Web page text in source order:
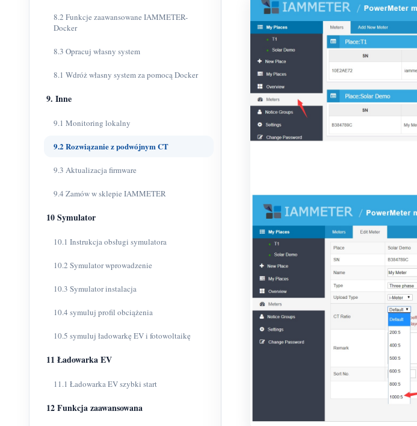
8.2 Funkcje zaawansowane IAMMETER-
Docker
8.3 Opracuj własny system
8.1 Wdróż własny system za pomocą Docker
9. Inne
9.1 Monitoring lokalny
9.2 Rozwiązanie z podwójnym CT
9.3 Aktualizacja firmware
9.4 Zamów w sklepie IAMMETER
10 Symulator
10.1 Instrukcja obsługi symulatora
10.2 Symulator wprowadzenie
10.3 Symulator instalacja
10.4 symuluj profil obciążenia
10.5 symuluj ładowarkę EV i fotowoltaikę
11 Ładowarka EV
11.1 Ładowarka EV szybki start
12 Funkcja zaawansowana